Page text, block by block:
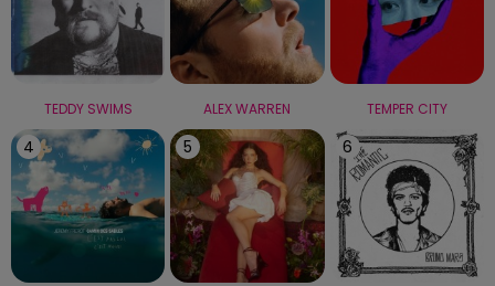
TEDDY SWIMS ALEX WARREN TEMPER CITY
4 5 6